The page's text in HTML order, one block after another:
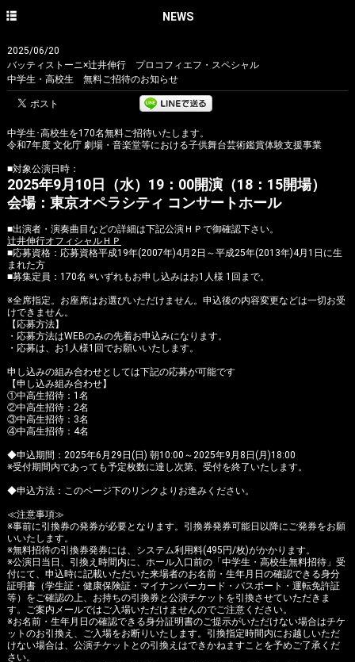
NEWS
2025/06/20
バッティストーニ×辻󠄀井伸行 プロコフィエフ・スペシャル
中学生・高校生 無料ご招待のお知らせ
中学生･高校生を170名無料ご招待いたします。
令和7年度 文化庁 劇場・音楽堂等における子供舞台芸術鑑賞体験支援事業
■対象公演日時：
2025年9月10日（水）19：00開演（18：15開場）
会場：東京オペラシティ コンサートホール
■出演者・演奏曲目などの詳細は下記公演ＨＰで御確認下さい。
辻󠄀井伸行オフィシャルＨＰ
■応募資格：応募資格平成19年(2007年)4月2日～平成25年(2013年)4月1日に生
まれた方
■募集定員：170名 ※いずれもお申し込みはお1人様 1回まで。
※全席指定。お座席はお選びいただけません。申込後の内容変更などは一切お受
けできません。
【応募方法】
・応募方法はWEBのみの先着お申込みになります。
・応募は、お1人様1回でお願いいたします。
申し込みの組み合わせとしては下記の応募が可能です
【申し込み組み合わせ】
①中高生招待：1名
②中高生招待：2名
③中高生招待：3名
④中高生招待：4名
◆申込期間：2025年6月29日(日) 朝10:00～2025年9月8日(月)18:00
※受付期間内であっても予定枚数に達し次第、受付を終了いたします。
◆申込方法：このページ下のリンクよりお進みください。
≪注意事項≫
※事前に引換券の発券が必要となります。引換券発券可能日以降にご発券をお願
いいたします。
※無料招待の引換券発券には、システム利用料(495円/枚)がかかります。
※公演日当日、引換え時間内に、ホール入口前の「中学生・高校生無料招待」受
付にて、申込時に記載いただいた来場者のお名前・生年月日の確認できる身分
証明書（学生証・健康保険証・マイナンバーカード・パスポート・運転免許証
等）をご確認の上、お持ちの引換券と公演チケットを引換させていただきま
す。ご案内メールではご入場いただけませんのでご注意ください。
※お名前・生年月日の確認できる身分証明書のご提示がいただけない場合はチケ
ットのお引換え、ご入場をお断りいたします。引換指定時間内にお越しいただ
けない場合は、公演チケットとの引換えはできかねますことを予めご了承くだ
さい。
NEWS
CONCERT
DISCOGRAPHY
PROFILE
PHOTO GALLERY
CONTACT
English site
avex classics official site
avex classics twitter
avex classics YouTube
Instagram